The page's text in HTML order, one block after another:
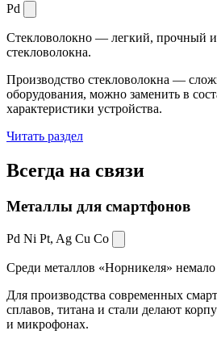
Pd
Стекловолокно — легкий, прочный и
стекловолокна.
Производство стекловолокна —
оборудования, можно заменить в
характеристики устройства.
Читать раздел
Всегда на связи
Металлы для смартфонов
Pd Ni Pt, Ag Cu Co
Среди металлов «Норникеля» немало
Для производства современных
сплавов, титана и стали делают
и микрофонах.